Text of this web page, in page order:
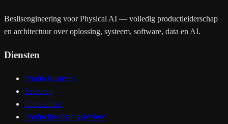
Beslisengineering voor Physical AI — volledig productleiderschap
en architectuur over oplossing, systeem, software, data en AI.
Diensten
Productsysteem
Sectoren
Opdrachten
Productbeslissingsreview